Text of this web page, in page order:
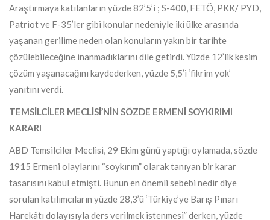
Araştırmaya katılanların yüzde 82’5’i ; S-400, FETÖ, PKK/ PYD,
Patriot ve F-35’ler gibi konular nedeniyle iki ülke arasında
yaşanan gerilime neden olan konuların yakın bir tarihte
çözülebileceğine inanmadıklarını dile getirdi. Yüzde 12’lik kesim
çözüm yaşanacağını kaydederken, yüzde 5,5’i ‘fikrim yok’
yanıtını verdi.
TEMSİLCİLER MECLİSİ’NİN SÖZDE ERMENİ SOYKIRIMI
KARARI
ABD Temsilciler Meclisi, 29 Ekim günü yaptığı oylamada, sözde
1915 Ermeni olaylarını “soykırım” olarak tanıyan bir karar
tasarısını kabul etmişti. Bunun en önemli sebebi nedir diye
sorulan katılımcıların yüzde 28,3’ü ‘Türkiye’ye Barış Pınarı
Harekâtı dolayısıyla ders verilmek istenmesi” derken, yüzde